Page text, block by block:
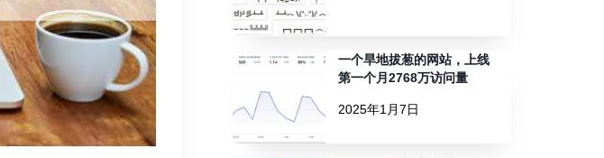
一个旱地拔葱的网站，上线
第一个月2768万访问量
2025年1月7日